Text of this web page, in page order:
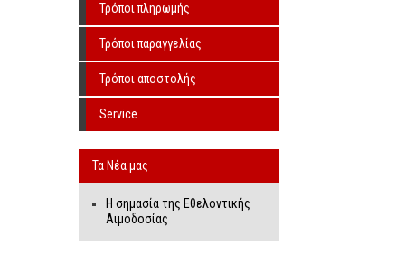
Τρόποι πληρωμής
Τρόποι παραγγελίας
Τρόποι αποστολής
Service
Τα Νέα μας
Η σημασία της Εθελοντικής
Αιμοδοσίας